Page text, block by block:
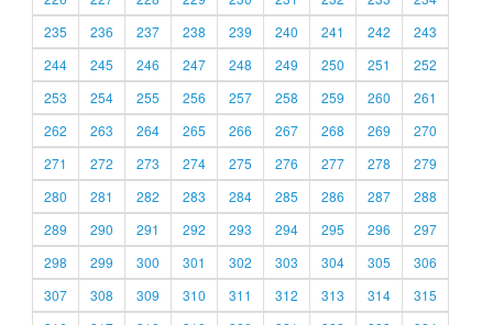
235
236 237 238 239 240 241 242
243
244
245 246 247 248 249 250 251
252
253
254 255 256 257 258 259 260
261
262
263 264 265 266 267 268 269
270
271
272 273 274 275 276 277 278
279
280
281 282 283 284 285 286 287
288
289
290 291 292 293 294 295 296
297
298
299 300 301 302 303 304 305
306
307
308 309 310 311 312 313 314
315